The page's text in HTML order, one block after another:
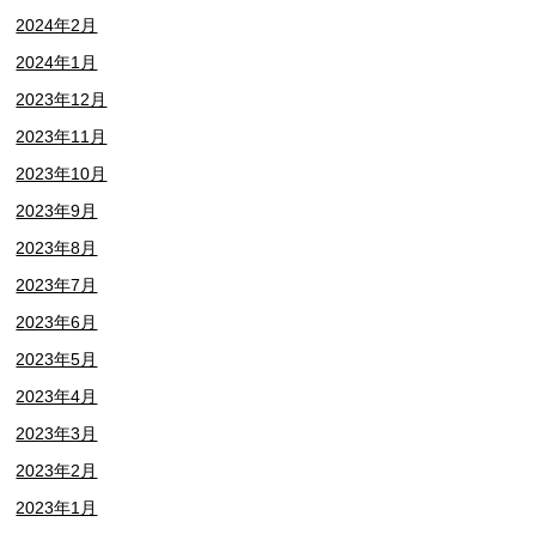
2024年2月
2024年1月
2023年12月
2023年11月
2023年10月
2023年9月
2023年8月
2023年7月
2023年6月
2023年5月
2023年4月
2023年3月
2023年2月
2023年1月